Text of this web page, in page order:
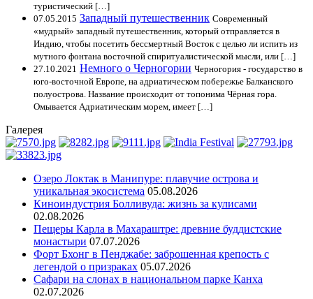
туристический […]
07.05.2015 Западный путешественник Современный
«мудрый» западный путешественник, который отправляется в
Индию, чтобы посетить бессмертный Восток с целью ли испить из
мутного фонтана восточной спиритуалистической мысли, или […]
27.10.2021 Немного о Черногории Черногория - государство в
юго-восточной Европе, на адриатическом побережье Балканского
полуострова. Название происходит от топонима Чёрная гора.
Омывается Адриатическим морем, имеет […]
Галерея
Озеро Локтак в Манипуре: плавучие острова и
уникальная экосистема 05.08.2026
Киноиндустрия Болливуда: жизнь за кулисами
02.08.2026
Пещеры Карла в Махараштре: древние буддистские
монастыри 07.07.2026
Форт Бхонг в Пенджабе: заброшенная крепость с
легендой о призраках 05.07.2026
Сафари на слонах в национальном парке Канха
02.07.2026